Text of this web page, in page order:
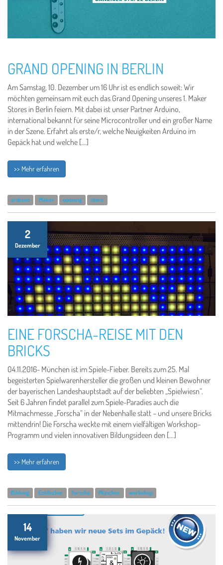
GRAND OPENING IN BERLIN
Am Samstag, 10. Dezember um 16 Uhr ist es endlich soweit: Wir
möchten gemeinsam mit euch das Grand Opening unseres 1. Maker
Stores in Berlin feiern. Mit dabei ist unser Partner Arduino,
international bekannt für seine Microcontroller und ein großer Name
in der Szene. Erfahrt als erste/r, welche Neuigkeiten Arduino im
Gepäck hat und welche […]
>> Mehr erfahren
arduino Maker opening store
2
Dezember
EINE FORSCHA-REISE MIT DEN
BRICKS
04.11.2016- München ist im Spiele-Fieber. Bereits zum 25. Mal
begeisterten Spielwarenhersteller die großen und kleinen Bewohner
der bayerischen Landeshauptstadt auf der beliebten „Spielwiesn“.
Seit 6 Jahren findet parallel zum Spiele-Paradies auch die
Mitmachmesse „Forscha“ in der Nebenhalle statt – und unsere Bricks
mittendrin! Die Forscha weckte mit einem vielfältigen Workshop-
Programm und vielen innovativen Bildungsideen den […]
>> Mehr erfahren
Bildung Entdecker forscha München workshop
14
November